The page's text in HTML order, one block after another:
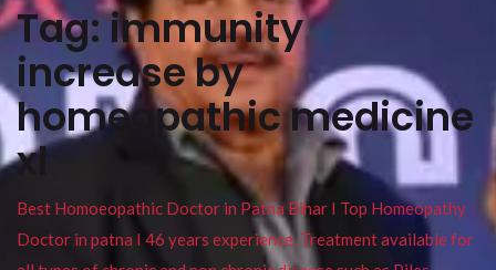
Tag:immunity
increase by
homeopathic medicine
xl
Best Homoeopathic Doctor in Patna Bihar I Top Homeopathy
Doctor in patna I 46 years experience. Treatment available for